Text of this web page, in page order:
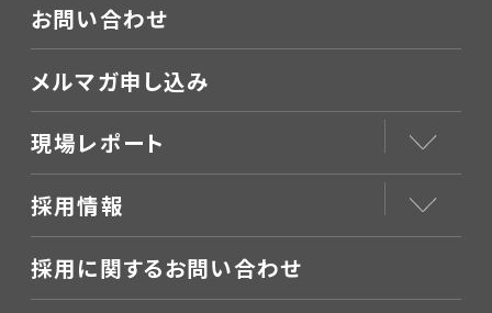
お問い合わせ
メルマガ申し込み
現場レポート
採用情報
採用に関するお問い合わせ